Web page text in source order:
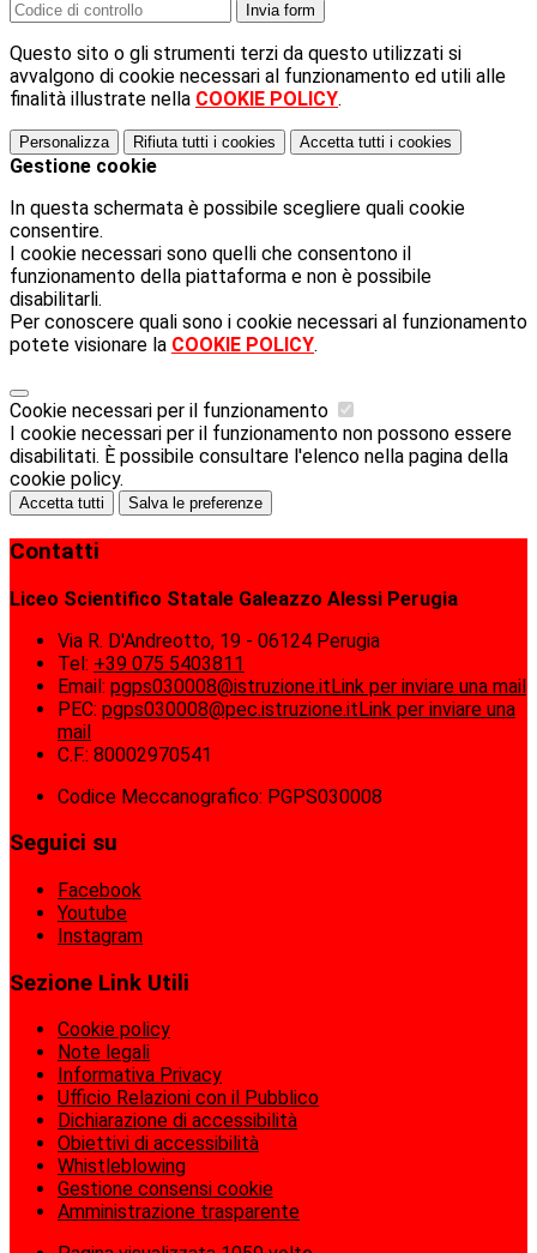
Invia form
Questo sito o gli strumenti terzi da questo utilizzati si
avvalgono di cookie necessari al funzionamento ed utili alle
finalità illustrate nella COOKIE POLICY.
Personalizza Rifiuta tutti i cookies Accetta tutti i cookies
Gestione cookie
In questa schermata è possibile scegliere quali cookie
consentire.
I cookie necessari sono quelli che consentono il
funzionamento della piattaforma e non è possibile
disabilitarli.
Per conoscere quali sono i cookie necessari al funzionamento
potete visionare la COOKIE POLICY.
Cookie necessari per il funzionamento
I cookie necessari per il funzionamento non possono essere
disabilitati. È possibile consultare l'elenco nella pagina della
cookie policy.
Accetta tutti Salva le preferenze
Contatti
Liceo Scientifico Statale Galeazzo Alessi Perugia
Via R. D'Andreotto, 19 - 06124 Perugia
Tel: +39 075 5403811
Email: pgps030008@istruzione.itLink per inviare una mail
PEC: pgps030008@pec.istruzione.itLink per inviare una
mail
C.F.: 80002970541
Codice Meccanografico: PGPS030008
Seguici su
Facebook
Youtube
Instagram
Sezione Link Utili
Cookie policy
Note legali
Informativa Privacy
Ufficio Relazioni con il Pubblico
Dichiarazione di accessibilità
Obiettivi di accessibilità
Whistleblowing
Gestione consensi cookie
Amministrazione trasparente